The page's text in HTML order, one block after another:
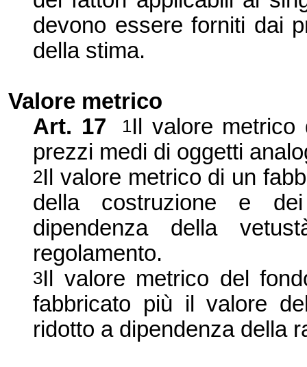
devono essere forniti dai
della stima.
Valore metrico
Art. 17
1Il valore metrico
prezzi medi di oggetti
2Il valore metrico di un
della costruzione e
dipendenza della
regolamento.
3Il valore metrico del
fabbricato più il valore
ridotto a dipendenza della